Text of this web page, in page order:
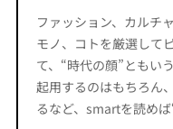
ファッション、カルチ
モノ、コトを厳選して
て、“時代の顔”ともい
起用するのはもちろん
るなど、smartを読めば